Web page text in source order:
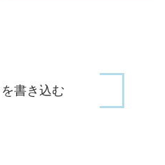
書き込む